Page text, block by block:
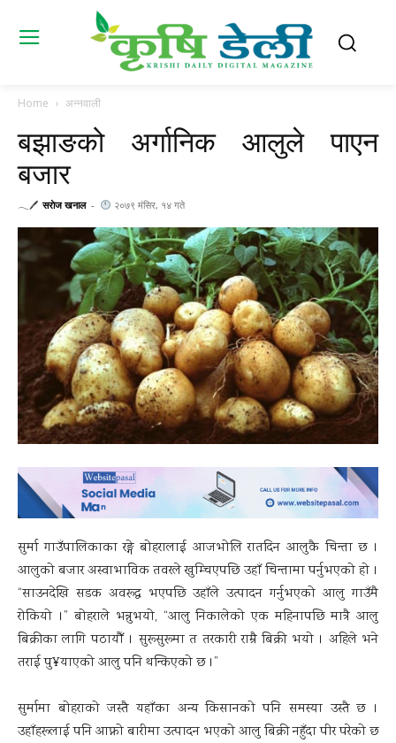
Home अन्नवाली
बझाङको अर्गानिक आलुले पाएन
बजार
𓂃🖊 सराेज खनाल - २०७९ मंसिर, १४ गते
सुर्मा गाउँपालिकाका रङ्गे बोहरालाई आजभोलि रातदिन आलुकै चिन्ता छ ।
आलुको बजार अस्वाभाविक तवरले खुम्चिएपछि उहाँ चिन्तामा पर्नुभएको हो ।
“साउनदेखि सडक अवरूद्ध भएपछि उहाँले उत्पादन गर्नुभएको आलु गाउँमै
रोकियो ।” बोहराले भन्नुभयो, “आलु निकालेको एक महिनापछि मात्रै आलु
बिक्रीका लागि पठायौँ । सुरूसुरूमा त तरकारी राम्रै बिक्री भयो । अहिले भने
तराई पु¥याएको आलु पनि थन्किएको छ ।”
सुर्मामा बोहराको जस्तै यहाँका अन्य किसानको पनि समस्या उस्तै छ ।
उहाँहरूलाई पनि आफ्नो बारीमा उत्पादन भएको आलु बिक्री नहुँदा पीर परेको छ